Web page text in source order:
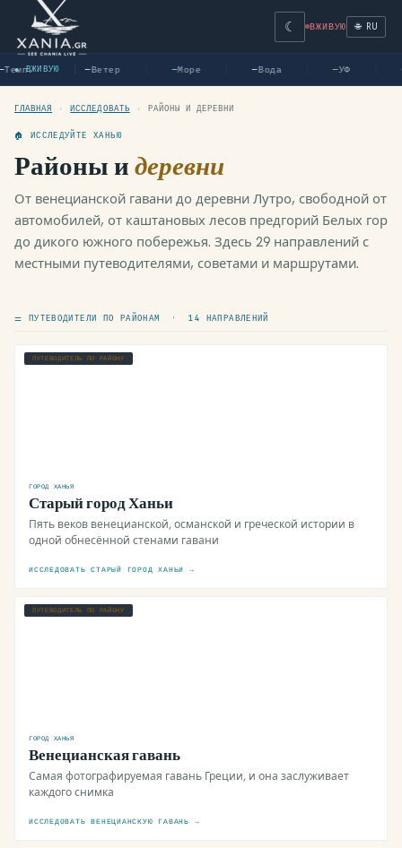
☾ ВЖИВУЮ 🌐 RU
● ВЖИВУЮ Ветер Море Вода УФ
ГЛАВНАЯ › ИССЛЕДОВАТЬ › РАЙОНЫ И ДЕРЕВНИ
🏠 ИССЛЕДУЙТЕ ХАНЬЮ
Районы и деревни
От венецианской гавани до деревни Лутро, свободной от
автомобилей, от каштановых лесов предгорий Белых гор
до дикого южного побережья. Здесь 29 направлений с
местными путеводителями, советами и маршрутами.
⚌ ПУТЕВОДИТЕЛИ ПО РАЙОНАМ · 14 НАПРАВЛЕНИЙ
ПУТЕВОДИТЕЛЬ ПО РАЙОНУ
ГОРОД ХАНЬЯ
Старый город Ханьи
Пять веков венецианской, османской и греческой истории в
одной обнесённой стенами гавани
ИССЛЕДОВАТЬ СТАРЫЙ ГОРОД ХАНЬИ →
ПУТЕВОДИТЕЛЬ ПО РАЙОНУ
ГОРОД ХАНЬЯ
Венецианская гавань
Самая фотографируемая гавань Греции, и она заслуживает
каждого снимка
ИССЛЕДОВАТЬ ВЕНЕЦИАНСКУЮ ГАВАНЬ →